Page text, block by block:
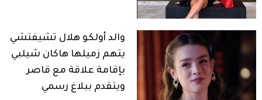
والد أولكو هلال تشيفتشي
يتهم زميلها هاكان شيلبي
بإقامة علاقة مع قاصر
ويتقدم ببلاغ رسمي